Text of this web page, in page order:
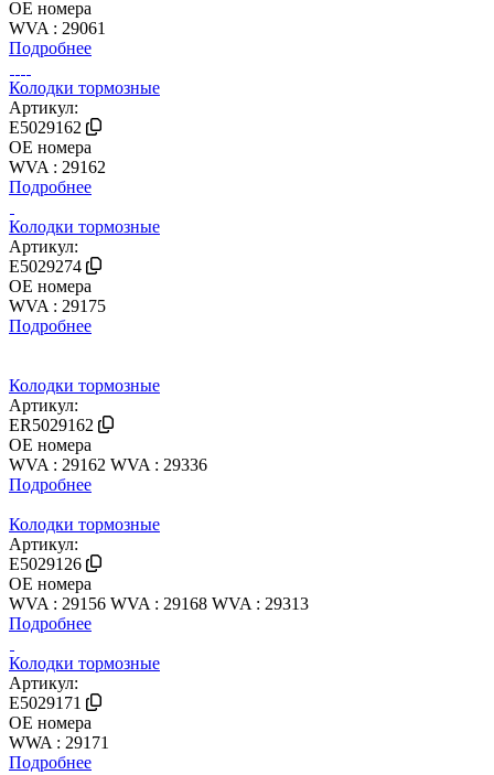
OE номера
WVA : 29061
Подробнее
Колодки тормозные
Артикул:
E5029162
OE номера
WVA : 29162
Подробнее
Колодки тормозные
Артикул:
E5029274
OE номера
WVA : 29175
Подробнее
Колодки тормозные
Артикул:
ER5029162
OE номера
WVA : 29162 WVA : 29336
Подробнее
Колодки тормозные
Артикул:
E5029126
OE номера
WVA : 29156 WVA : 29168 WVA : 29313
Подробнее
Колодки тормозные
Артикул:
E5029171
OE номера
WWA : 29171
Подробнее